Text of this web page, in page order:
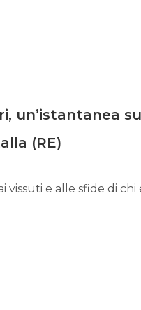
un’istantanea
(RE)
e alle sfide di chi